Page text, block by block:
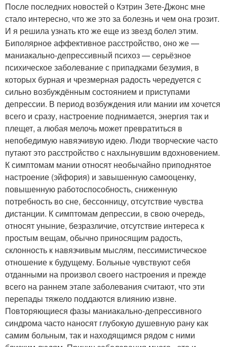
После последних новостей о Кэтрин Зете-Джонс мне
стало интересно, что же это за болезнь и чем она грозит.
И я решила узнать кто же еще из звезд болел этим.
Биполярное аффективное расстройство, оно же —
маниакально-депрессивный психоз — серьёзное
психическое заболевание с припадками безумия, в
которых бурная и чрезмерная радость чередуется с
сильно возбуждённым состоянием и приступами
депрессии. В период возбуждения или мании им хочется
всего и сразу, настроение поднимается, энергия так и
плещет, а любая мелочь может превратиться в
непобедимую навязчивую идею. Люди творческие часто
путают это расстройство с нахлынувшим вдохновением.
К симптомам мании относят необычайно приподнятое
настроение (эйфория) и завышенную самооценку,
повышенную работоспособность, сниженную
потребность во сне, бессонницу, отсутствие чувства
дистанции. К симптомам депрессии, в свою очередь,
относят уныние, безразличие, отсутствие интереса к
простым вещам, обычно приносящим радость,
склонность к навязчивым мыслям, пессимистическое
отношение к будущему. Больные чувствуют себя
отданными на произвол своего настроения и прежде
всего на раннем этапе заболевания считают, что эти
перепады тяжело поддаются влиянию извне.
Повторяющиеся фазы маниакально-депрессивного
синдрома часто наносят глубокую душевную рану как
самим больным, так и находящимся рядом с ними